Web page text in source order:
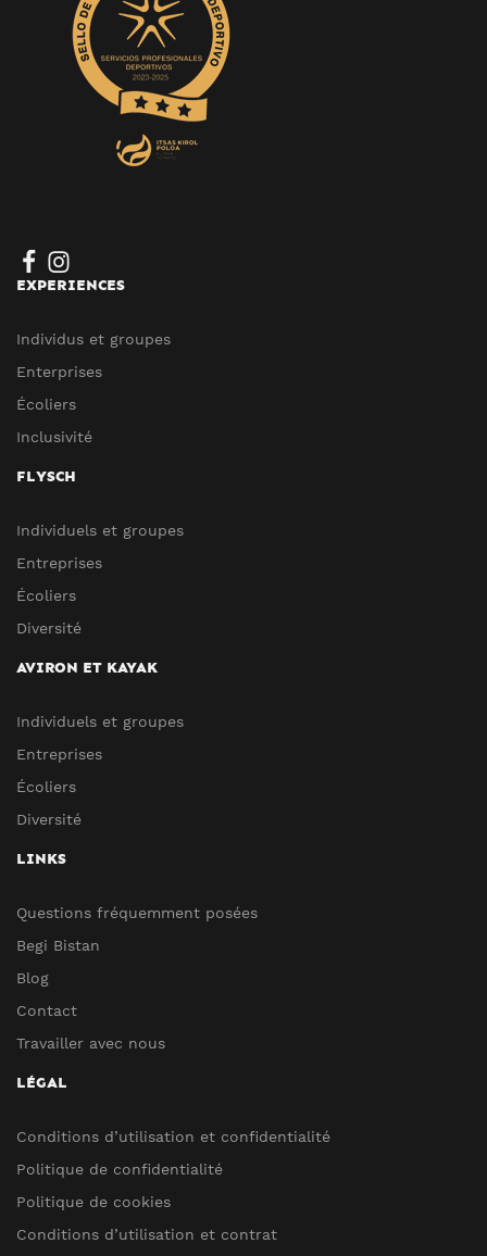
EXPERIENCES
Individus et groupes
Enterprises
Écoliers
Inclusivité
FLYSCH
Individuels et groupes
Entreprises
Écoliers
Diversité
AVIRON ET KAYAK
Individuels et groupes
Entreprises
Écoliers
Diversité
LINKS
Questions fréquemment posées
Begi Bistan
Blog
Contact
Travailler avec nous
LÉGAL
Conditions d’utilisation et confidentialité
Politique de confidentialité
Politique de cookies
Conditions d’utilisation et contrat